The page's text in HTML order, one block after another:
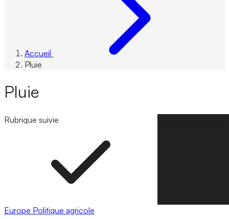
Accueil
Pluie
Pluie
Rubrique suivie
Europe Politique agricole